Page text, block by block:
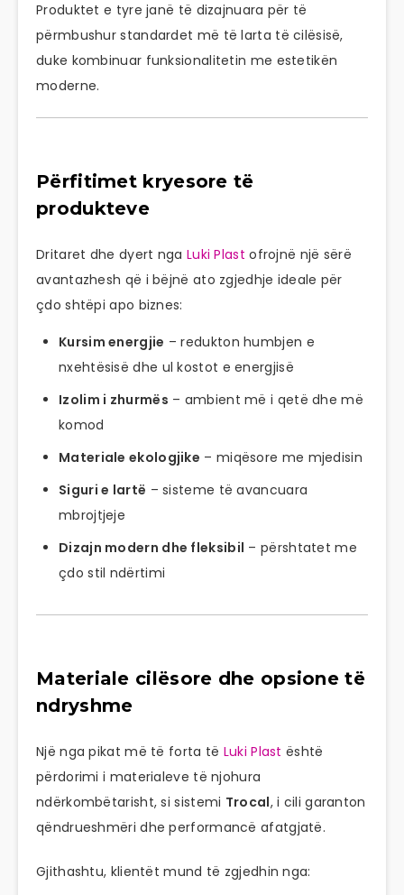
Produktet e tyre janë të dizajnuara për të
përmbushur standardet më të larta të cilësisë,
duke kombinuar funksionalitetin me estetikën
moderne.
Përfitimet kryesore të
produkteve
Dritaret dhe dyert nga Luki Plast ofrojnë një sërë
avantazhesh që i bëjnë ato zgjedhje ideale për
çdo shtëpi apo biznes:
Kursim energjie – redukton humbjen e
nxehtësisë dhe ul kostot e energjisë
Izolim i zhurmës – ambient më i qetë dhe më
komod
Materiale ekologjike – miqësore me mjedisin
Siguri e lartë – sisteme të avancuara
mbrojtjeje
Dizajn modern dhe fleksibil – përshtatet me
çdo stil ndërtimi
Materiale cilësore dhe opsione të
ndryshme
Një nga pikat më të forta të Luki Plast është
përdorimi i materialeve të njohura
ndërkombëtarisht, si sistemi Trocal, i cili garanton
qëndrueshmëri dhe performancë afatgjatë.
Gjithashtu, klientët mund të zgjedhin nga: